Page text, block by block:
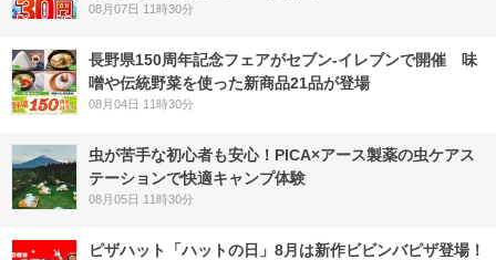
08月07日 11時30分
長野県150周年記念フェアがセブン-イレブンで開催 味
噌や伝統野菜を使った新商品21品が登場
08月04日 11時30分
虫が苦手な初心者も安心！PICA×アース製薬の虫ケアス
テーションで快適キャンプ体験
08月05日 11時30分
ピザハット「ハットの日」8月は新作ビビンバピザ登場！